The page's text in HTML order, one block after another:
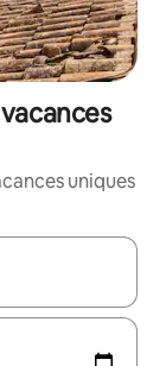
uniques
flèches vers le